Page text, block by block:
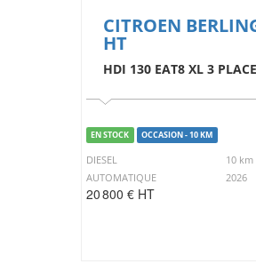
CITROEN
HT
HDI 130 EAT8 XL 3
EN STOCK OCCASION - 10 KM
DIESEL
10 km
AUTOMATIQUE
2026
20 800 € HT